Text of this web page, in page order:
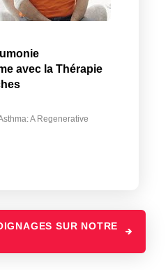
avec la Thérapie
A Regenerative
SUR NOTRE